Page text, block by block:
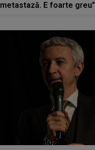
metastază. E foarte greu”
kanald2.ro